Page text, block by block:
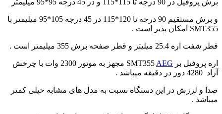
برش پروفیل در 90 درجه تا 115*115 و در 45 درجه 95*95 میلیمتر
و برش مستقیم 90 درجه تا 120*115 در 45 درجه 105*95 میلیمتر با
SMT355 امکان پذیر است .
قطر شفت اره 25.4 میلیتر و قطر صفحه برش 355 میلیمتر است .
اره پروفیل بر SMT355 AEG
مجهز به موتور 2300 وات با چرخش
آزاد 4280 دور در دقیقه میباشد .
صدا و لرزش در این دستگاه نسبت به مدل های مشابه خیلی کمتر
میباشد .